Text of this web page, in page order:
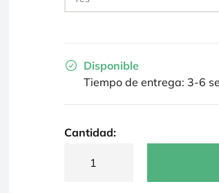
Disponible
Tiempo de entrega: 3-6
Cantidad: